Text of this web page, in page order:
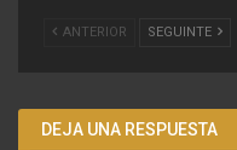
ANTERIOR SEGUINTE
DEJA UNA RESPUESTA